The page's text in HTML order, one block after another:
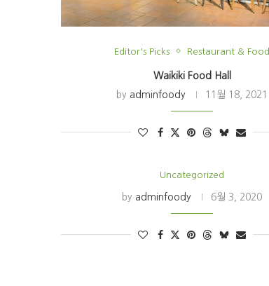
Editor's Picks Restaurant & Food
Waikiki Food Hall
by adminfoody 11월 18, 2021
Uncategorized
by adminfoody 6월 3, 2020